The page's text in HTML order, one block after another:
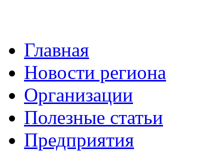
Главная
Новости региона
Организации
Полезные статьи
Предприятия